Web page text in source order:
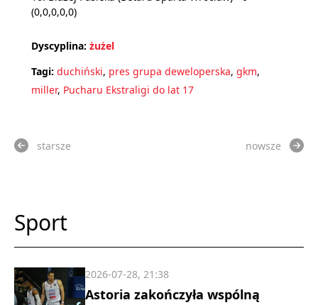
(0,0,0,0,0)
Dyscyplina: żużel
Tagi: duchiński, pres grupa deweloperska, gkm,
miller, Pucharu Ekstraligi do lat 17
starsze nowsze
Sport
Astoria zakończyła wspólną
2026-07-28, 21:38